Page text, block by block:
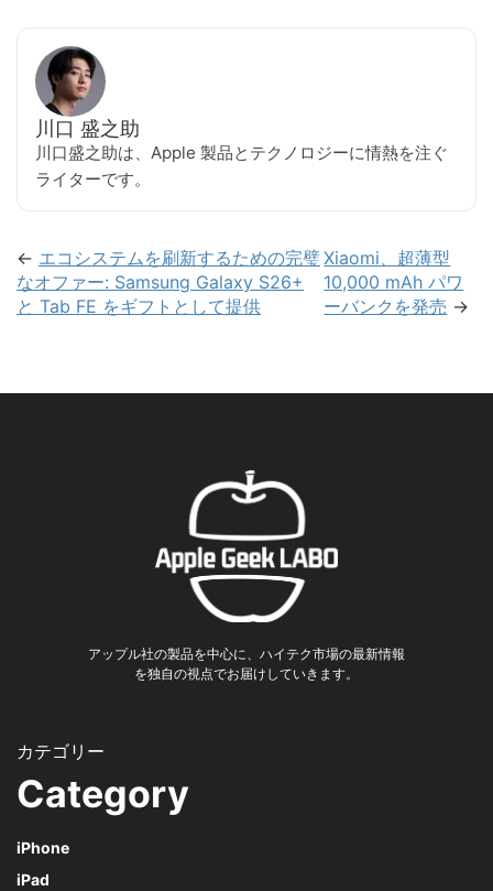
川口 盛之助
川口盛之助は、Apple 製品とテクノロジーに情熱を注ぐ
ライターです。
← エコシステムを刷新するための完璧
なオファー: Samsung Galaxy S26+
と Tab FE をギフトとして提供
Xiaomi、超薄型
10,000 mAh パワ
ーバンクを発売 →
アップル社の製品を中心に、ハイテク市場の最新情報
を独自の視点でお届けしていきます。
Category
iPhone
iPad